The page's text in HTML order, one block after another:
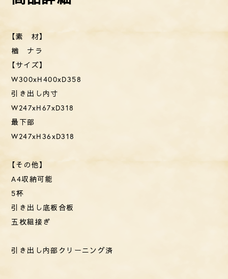
【素 材】
楢 ナラ
【サイズ】
W300xH400xD358
引き出し内寸
W247xH67xD318
最下部
W247xH36xD318
【その他】
A4収納可能
5杯
引き出し底板合板
五枚組接ぎ
引き出し内部クリーニング済